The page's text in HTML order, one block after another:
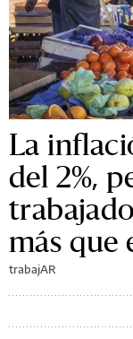
La
del 2%,
más que
trabajAR